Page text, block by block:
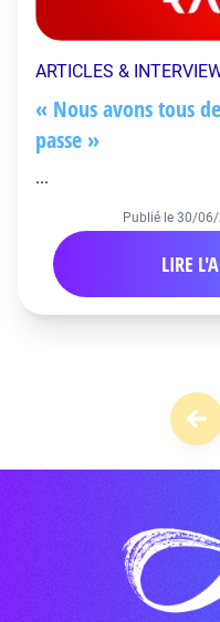
ARTICLES &
« Nous avons tous
passe »
...
Publié le 30/06/
LIRE